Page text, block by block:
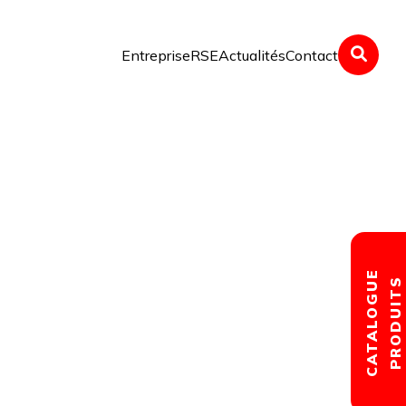
EntrepriseRSEActualitésContact
CATALOGUEPRODUITS